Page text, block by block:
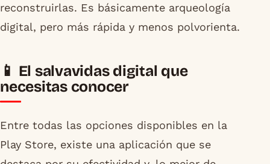
reconstruirlas. Es básicamente arqueología
digital, pero más rápida y menos polvorienta.
📱 El salvavidas digital que
necesitas conocer
Entre todas las opciones disponibles en la
Play Store, existe una aplicación que se